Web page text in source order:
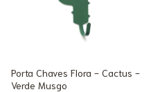
Porta Chaves Flora - Cactus -
Verde Musgo